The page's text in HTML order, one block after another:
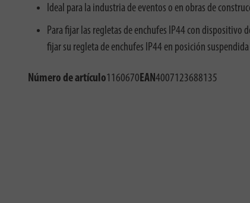
Ideal para la industria de eventos o en obras de
Para fijar las regletas de enchufes IP44 con dispositivo
fijar su regleta de enchufes IP44 en posición suspendida
Número de artículo1160670EAN4007123688135